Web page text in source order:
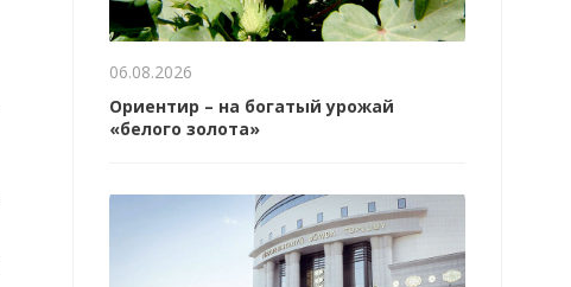
06.08.2026
Ориентир – на богатый урожай
«белого золота»